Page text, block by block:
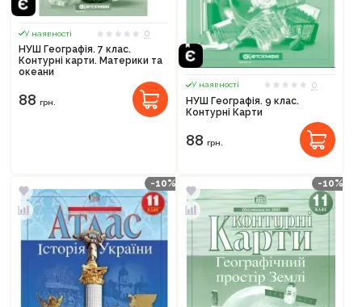
У наявності
0
НУШ Географія. 7 клас.
Контурні карти. Материки та
океани
88 грн.
У наявності
0
НУШ Географія. 9 клас.
Контурні Карти
88 грн.
-10% -10%